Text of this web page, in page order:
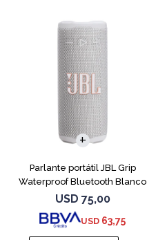
Parlante portátil JBL Grip
Waterproof Bluetooth Blanco
USD 75,00
USD 63,75